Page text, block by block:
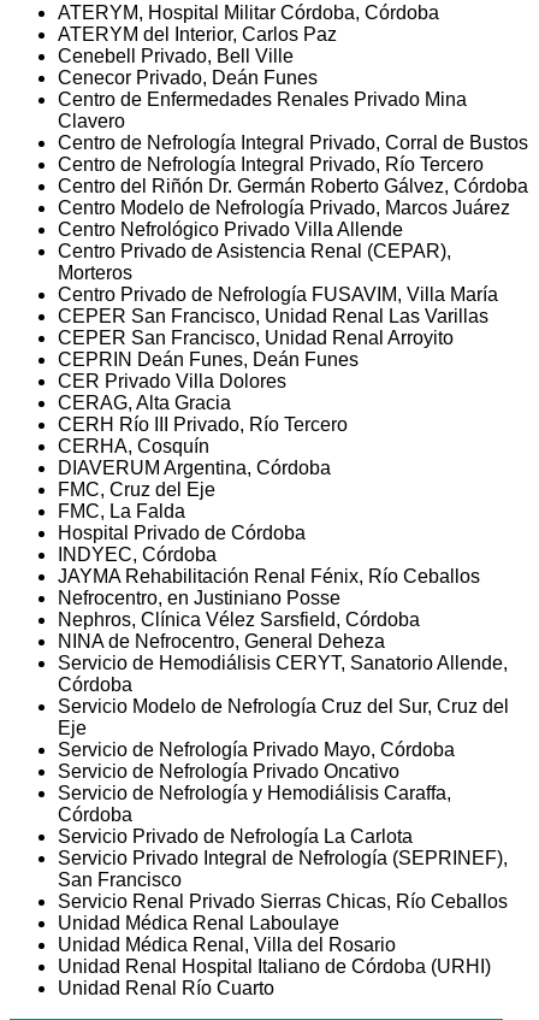
ATERYM, Hospital Militar Córdoba, Córdoba
ATERYM del Interior, Carlos Paz
Cenebell Privado, Bell Ville
Cenecor Privado, Deán Funes
Centro de Enfermedades Renales Privado Mina
Clavero
Centro de Nefrología Integral Privado, Corral de Bustos
Centro de Nefrología Integral Privado, Río Tercero
Centro del Riñón Dr. Germán Roberto Gálvez, Córdoba
Centro Modelo de Nefrología Privado, Marcos Juárez
Centro Nefrológico Privado Villa Allende
Centro Privado de Asistencia Renal (CEPAR),
Morteros
Centro Privado de Nefrología FUSAVIM, Villa María
CEPER San Francisco, Unidad Renal Las Varillas
CEPER San Francisco, Unidad Renal Arroyito
CEPRIN Deán Funes, Deán Funes
CER Privado Villa Dolores
CERAG, Alta Gracia
CERH Río III Privado, Río Tercero
CERHA, Cosquín
DIAVERUM Argentina, Córdoba
FMC, Cruz del Eje
FMC, La Falda
Hospital Privado de Córdoba
INDYEC, Córdoba
JAYMA Rehabilitación Renal Fénix, Río Ceballos
Nefrocentro, en Justiniano Posse
Nephros, Clínica Vélez Sarsfield, Córdoba
NINA de Nefrocentro, General Deheza
Servicio de Hemodiálisis CERYT, Sanatorio Allende,
Córdoba
Servicio Modelo de Nefrología Cruz del Sur, Cruz del
Eje
Servicio de Nefrología Privado Mayo, Córdoba
Servicio de Nefrología Privado Oncativo
Servicio de Nefrología y Hemodiálisis Caraffa,
Córdoba
Servicio Privado de Nefrología La Carlota
Servicio Privado Integral de Nefrología (SEPRINEF),
San Francisco
Servicio Renal Privado Sierras Chicas, Río Ceballos
Unidad Médica Renal Laboulaye
Unidad Médica Renal, Villa del Rosario
Unidad Renal Hospital Italiano de Córdoba (URHI)
Unidad Renal Río Cuarto